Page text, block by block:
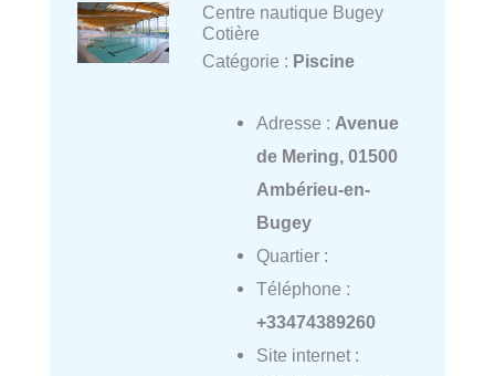
Centre nautique Bugey
Cotière
Catégorie : Piscine
Adresse : Avenue
de Mering, 01500
Ambérieu-en-
Bugey
Quartier :
Téléphone :
+33474389260
Site internet :